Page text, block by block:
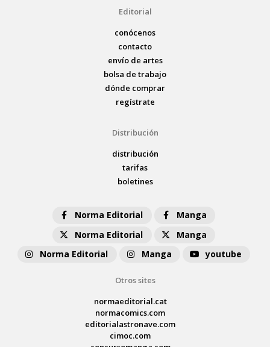
Editorial
conócenos
contacto
envío de artes
bolsa de trabajo
dónde comprar
regístrate
Distribución
distribución
tarifas
boletines
Norma Editorial
Manga
Norma Editorial
Manga
Norma Editorial
Manga youtube
Otros sites
normaeditorial.cat
normacomics.com
editorialastronave.com
cimoc.com